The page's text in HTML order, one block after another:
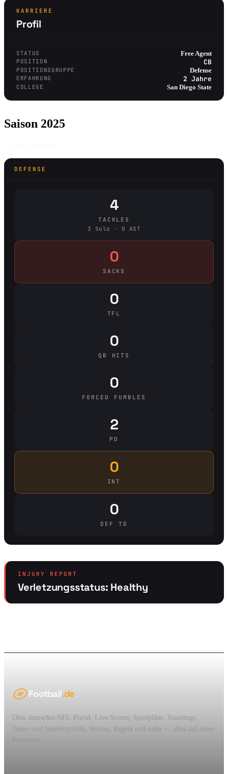
KARRIERE
Profil
STATUS Free Agent
POSITION CB
POSITIONSGRUPPE Defense
ERFAHRUNG 2 Jahre
COLLEGE San Diego State
Saison 2025
DEFENSE
4
TACKLES
3 Solo · 0 AST
0
SACKS
0
TFL
0
QB HITS
0
FORCED FUMBLES
2
PD
0
INT
0
DEF TD
INJURY REPORT
Verletzungsstatus: Healthy
Football.de
Dein deutsches NFL-Portal. Live-Scores, Spielpläne, Standings,
Team- und Spielerprofile, Stories, Regeln und mehr — alles auf einer
Plattform.